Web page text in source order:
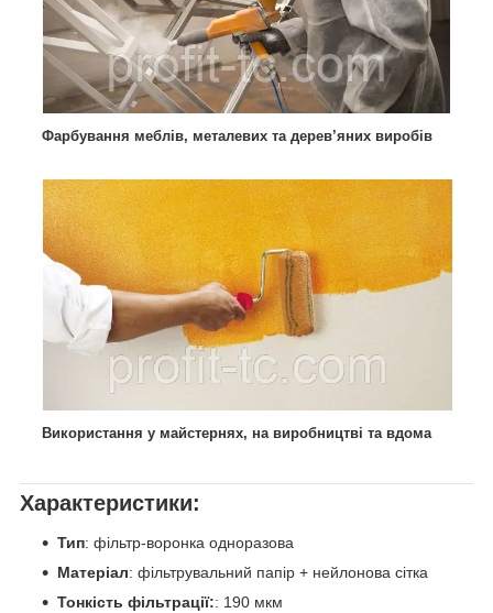
Фарбування меблів, металевих та дерев’яних виробів
Використання у майстернях, на виробництві та вдома
Характеристики:
Тип: фільтр-воронка одноразова
Матеріал: фільтрувальний папір + нейлонова сітка
Тонкість фільтрації:: 190 мкм